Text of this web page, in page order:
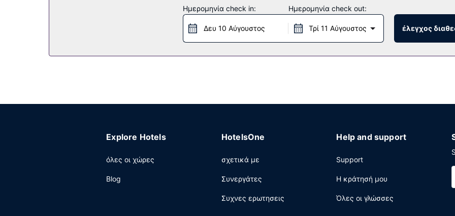
περίπτερο με εφημερίδες. Οι επιπλέον παροχές σε αυτόν τον ξενώνα περιλαμβάνουν τηλεόραση σε
ξεναγήσεων/αγορά εισιτηρίων και χώρο για πικνίκ.
Στις σημαντικές παροχές περιλαμβάνονται γρήγορο check-in, γρήγορο check-out και ρεσεψιόν όλο το 24ωρο.
χωρίς παρκαδόρο.
Ημερομηνία check in:
Δευ 10 Αύγουστος
Ημερομηνία check out:
Τρί 11 Αύγουστος έλεγχος
Explore Hotels
όλες οι χώρες
Blog
HotelsOne
σχετικά με
Συνεργάτες
Συχνες ερωτησεις
Help and support
Support
Η κράτησή μου
Όλες οι γλώσσες